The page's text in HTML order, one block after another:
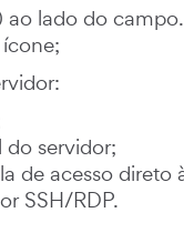
ao lado do
servidor;
de acesso direto
SSH/RDP.